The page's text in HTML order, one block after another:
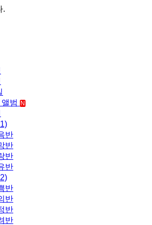
.
범
N
반
반
반
반
반
반
반
반